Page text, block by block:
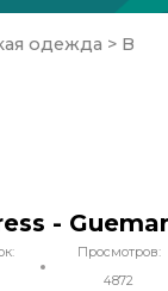
одежда > В
-
Просмотров:
4872